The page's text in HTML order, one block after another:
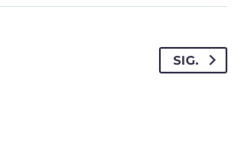
SIG.